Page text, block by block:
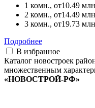
1 комн., от10.49
2 комн., от14.49
3 комн., от19.73
Подробнее
В избранное
Каталог новостроек
множественным
«НОВОСТРОЙ-РФ»